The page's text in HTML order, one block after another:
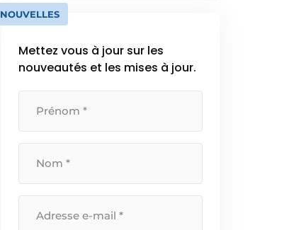
NOUVELLES
Mettez vous à jour sur les
nouveautés et les mises à jour.